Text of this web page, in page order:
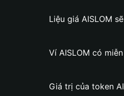
Liệu giá AISLOM
Ví AISLOM có
Giá trị của token